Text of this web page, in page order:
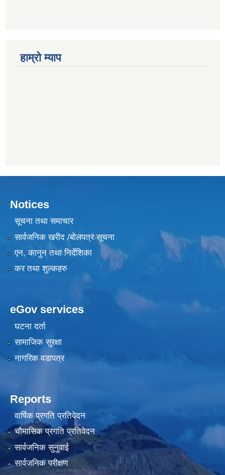
हाम्राे म्याप
Notices
सूचना तथा समाचार
सार्वजनिक खरीद /बोलपत्र सूचना
एन, कानुन तथा निर्देशिका
कर तथा शुल्कहरु
eGov services
घटना दर्ता
सामाजिक सुरक्षा
नागरिक वडापत्र
Reports
वार्षिक प्रगति प्रतिवेदन
चौमासिक प्रगति प्रतिवेदन
सार्वजनिक सुनुवाई
सार्वजनिक परीक्षण